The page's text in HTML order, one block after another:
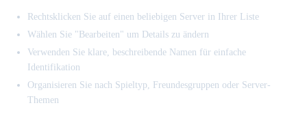
Rechtsklicken Sie auf einen beliebigen Server in Ihrer Liste
Wählen Sie "Bearbeiten" um Details zu ändern
Verwenden Sie klare, beschreibende Namen für einfache
Identifikation
Organisieren Sie nach Spieltyp, Freundesgruppen oder Server-
Themen